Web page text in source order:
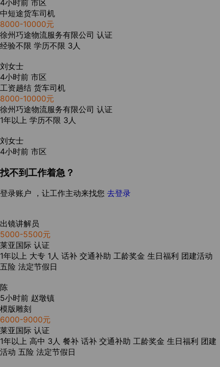
4小时前 市区
中短途货车司机
8000-10000元
徐州巧途物流服务有限公司 认证
经验不限 学历不限 3人
刘女士
4小时前 市区
工资趟结 货车司机
8000-10000元
徐州巧途物流服务有限公司 认证
1年以上 学历不限 3人
刘女士
4小时前 市区
找不到工作着急？
登录账户 ，让工作主动来找您 去登录
出镜讲解员
5000-5500元
莱亚国际 认证
1年以上 大专 1人 话补 交通补助 工龄奖金 生日福利 团建活动
五险 法定节假日
陈
5小时前 赵墩镇
模版雕刻
6000-9000元
莱亚国际 认证
1年以上 高中 3人 餐补 话补 交通补助 工龄奖金 生日福利 团建
活动 五险 法定节假日